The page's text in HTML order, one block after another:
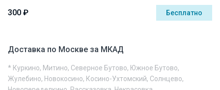
300 ₽ Бесплатно
Доставка по Москве за МКАД
* Куркино, Митино, Северное Бутово, Южное Бутово,
Жулебино, Новокосино, Косино-Ухтомский, Солнцево,